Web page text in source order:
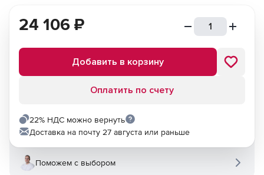
24 106 ₽
Добавить в корзину
Оплатить по счету
22% НДС можно вернуть
Доставка на почту 27 августа или раньше
Поможем с выбором